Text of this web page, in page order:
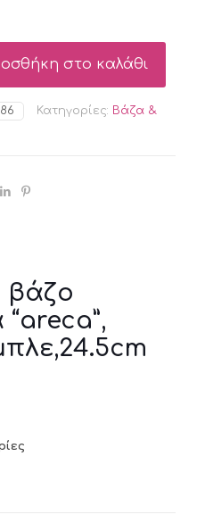
στο καλάθι
Κατηγορίες: Βάζα &
βάζο